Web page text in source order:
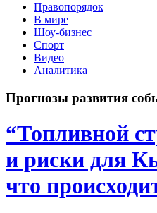
Правопорядок
В мире
Шоу-бизнес
Спорт
Видео
Аналитика
Прогнозы развития
“Топливной
и риски для
что